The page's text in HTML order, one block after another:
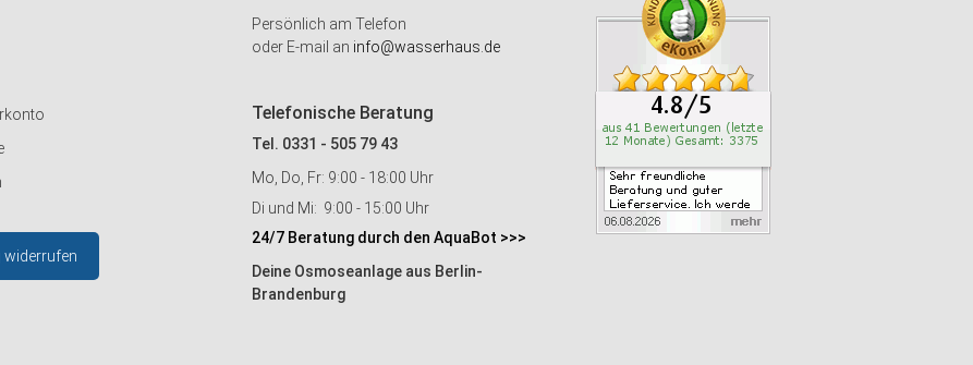
widerrufen
Persönlich am Telefon
oder E-mail an info@wasserhaus.de
Telefonische Beratung
Tel. 0331 - 505 79 43
Mo, Do, Fr: 9:00 - 18:00 Uhr
Di und Mi: 9:00 - 15:00 Uhr
24/7 Beratung durch den AquaBot >>>
Deine Osmoseanlage aus Berlin-
Brandenburg